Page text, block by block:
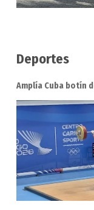
Deportes
Amplía Cuba botín